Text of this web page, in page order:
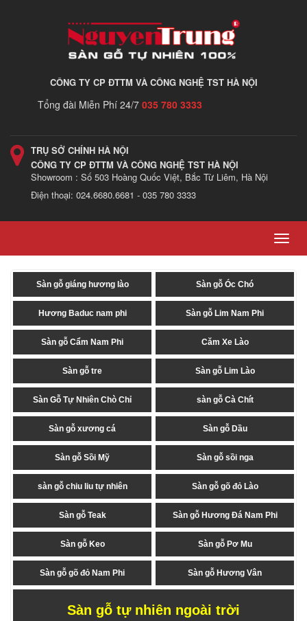
CÔNG TY CP ĐTTM VÀ CÔNG NGHỆ TST HÀ NỘI
Tổng đài Miễn Phí 24/7 035 780 3333
TRỤ SỞ CHÍNH HÀ NỘI
CÔNG TY CP ĐTTM VÀ CÔNG NGHỆ TST HÀ NỘI
Showroom : Số 503 Hoàng Quốc Việt, Bắc Từ Liêm, Hà Nội
Điện thoại: 024.6680.6681 - 035 780 3333
Sàn gỗ giáng hương lào Sàn gỗ Óc Chó
Hương Baduc nam phi Sàn gỗ Lim Nam Phi
Sàn gỗ Cẩm Nam Phi Căm Xe Lào
Sàn gỗ tre Sàn gỗ Lim Lào
Sàn Gỗ Tự Nhiên Chò Chỉ sàn gỗ Cà Chít
Sàn gỗ xương cá Sàn gỗ Dầu
Sàn gỗ Sồi Mỹ Sàn gỗ sồi nga
sàn gỗ chiu liu tự nhiên Sàn gỗ gõ đỏ Lào
Sàn gỗ Teak Sàn gỗ Hương Đá Nam Phi
Sàn gỗ Keo Sàn gỗ Pơ Mu
Sàn gỗ gõ đỏ Nam Phi Sàn gỗ Hương Vân
Sàn gỗ tự nhiên ngoài trời